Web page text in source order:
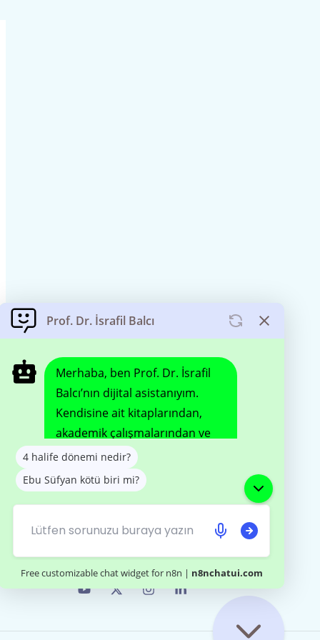
İletişim
E-Posta: info@israfilbalci.com
Akademik Ofis:Ondokuz Mayıs
Üniversitesi, İlahiyat Fakültesi İslam
Tarihi ve Sanatları Bölümü Kurupelit
Kampüsü, Atakum / Samsun